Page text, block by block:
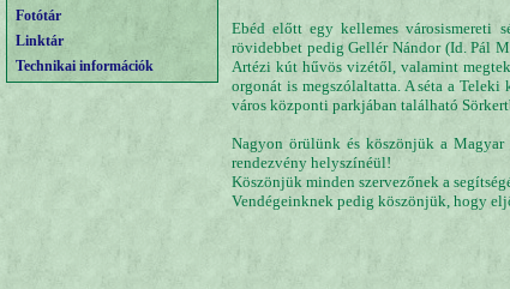
Fotótár
Linktár
Technikai információk
Ebéd előtt egy kellemes városismereti
rövidebbet pedig Gellér Nándor (Id. Pál
Artézi kút hűvös vizétől, valamint
orgonát is megszólaltatta. A séta a
város központi parkjában található
Nagyon örülünk és köszönjük a Magyar
rendezvény helyszínéül!
Köszönjük minden szervezőnek a
Vendégeinknek pedig köszönjük, hogy